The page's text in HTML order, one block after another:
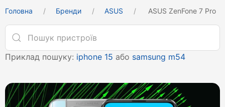
Головна Бренди ASUS ASUS ZenFone 7 Pro
Приклад пошуку: iphone 15 або samsung m54